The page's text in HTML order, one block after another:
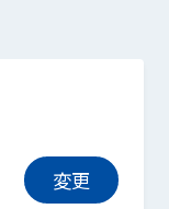
変更